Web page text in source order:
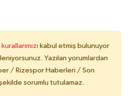
kabul etmiş bulunuyor
Yazılan yorumlardan
/ Rizespor Haberleri / Son
sorumlu tutulamaz.